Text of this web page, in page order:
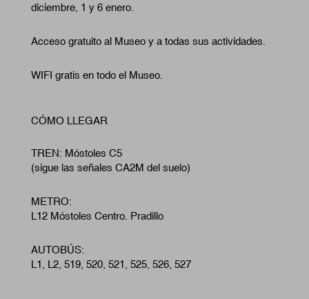
diciembre, 1 y 6 enero.
Acceso gratuito al Museo y a todas sus actividades.
WIFI gratis en todo el Museo.
CÓMO LLEGAR
TREN: Móstoles C5
(sigue las señales CA2M del suelo)
METRO:
L12 Móstoles Centro. Pradillo
AUTOBÚS:
L1, L2, 519, 520, 521, 525, 526, 527